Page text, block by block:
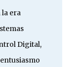
la era
Digital,